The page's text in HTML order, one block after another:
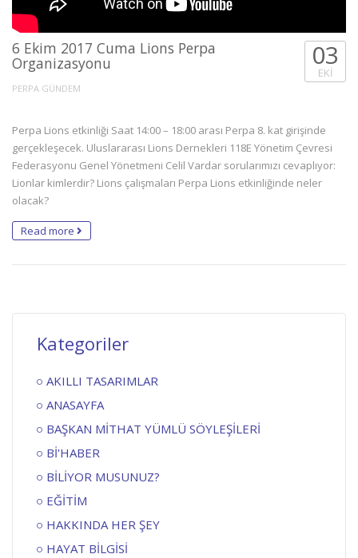
6 Ekim 2017 Cuma Lions Perpa
Organizasyonu
PERPA GÜNDEM
03
EKI
Perpa Lions etkinliği Saat 14:00 – 18:00 arası Perpa 8. kat girişinde
gerçekleşecek. Uluslararası Lions Dernekleri 118E Yönetim Çevresi
Federasyonu Genel Yönetmeni Celil Vardar sorularımızı cevaplıyor:
Lionlar kimlerdir? Lions çalışmaları Perpa Lions etkinliğinde neler
olacak?
Read more
Kategoriler
AKILLI TASARIMLAR
ANASAYFA
BAŞKAN MİTHAT YÜMLÜ SÖYLEŞİLERİ
Bİ'HABER
BİLİYOR MUSUNUZ?
EĞİTİM
HAKKINDA HER ŞEY
HAYAT BİLGİSİ